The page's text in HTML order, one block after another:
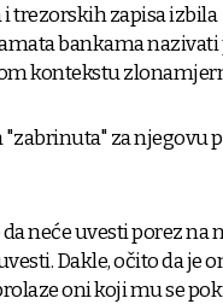
trezorskih zapisa izbila
bankama
kontekstu
"zabrinuta" za njegovu
neće uvesti porez na
Dakle, očito da je
oni koji mu se